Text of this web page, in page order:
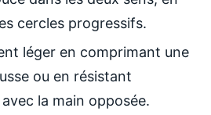
cercles progressifs.
léger en comprimant une
ou en résistant
la main opposée.